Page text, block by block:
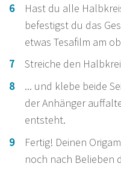
Hast du alle
befestigst du das
etwas Tesafilm am
Streiche den
... und klebe beide
der Anhänger
entsteht.
Fertig! Deinen
noch nach Belieben